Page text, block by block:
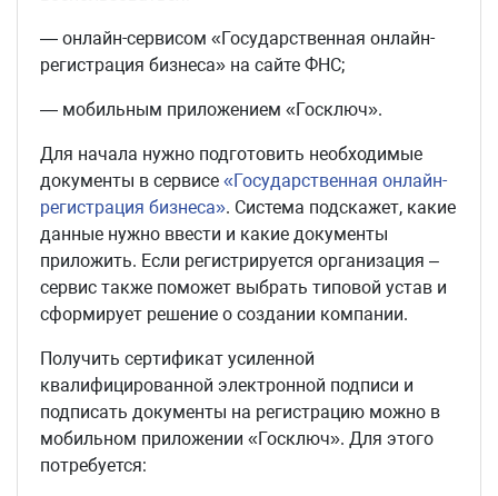
— онлайн-сервисом «Государственная онлайн-
регистрация бизнеса» на сайте ФНС;
— мобильным приложением «Госключ».
Для начала нужно подготовить необходимые
документы в сервисе «Государственная онлайн-
регистрация бизнеса». Система подскажет, какие
данные нужно ввести и какие документы
приложить. Если регистрируется организация –
сервис также поможет выбрать типовой устав и
сформирует решение о создании компании.
Получить сертификат усиленной
квалифицированной электронной подписи и
подписать документы на регистрацию можно в
мобильном приложении «Госключ». Для этого
потребуется: